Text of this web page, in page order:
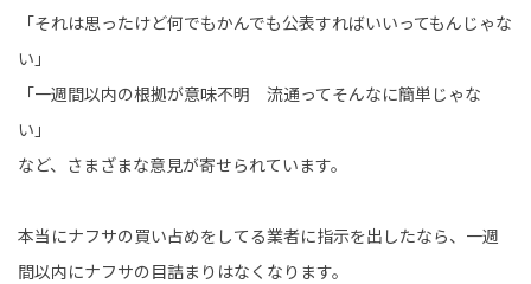
「それは思ったけど何でもかんでも公表すればいいってもんじゃな
い」
「一週間以内の根拠が意味不明 流通ってそんなに簡単じゃな
い」
など、さまざまな意見が寄せられています。
本当にナフサの買い占めをしてる業者に指示を出したなら、一週
間以内にナフサの目詰まりはなくなります。